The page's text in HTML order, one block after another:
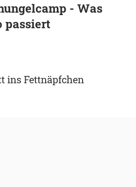
- Was
passiert
ins Fettnäpfchen